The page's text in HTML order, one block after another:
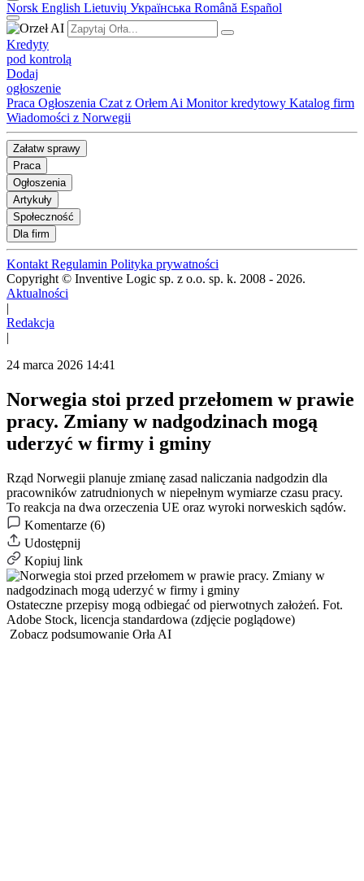
Norsk English Lietuvių Українська Română Español
Kredyty
pod kontrolą
Dodaj
ogłoszenie
Praca Ogłoszenia Czat z Orłem Ai Monitor kredytowy Katalog firm
Wiadomości z Norwegii
Załatw sprawy
Praca
Ogłoszenia
Artykuły
Społeczność
Dla firm
Kontakt Regulamin Polityka prywatności
Copyright © Inventive Logic sp. z o.o. sp. k. 2008 - 2026.
Aktualności
|
Redakcja
|
24 marca 2026 14:41
Norwegia stoi przed przełomem w prawie
pracy. Zmiany w nadgodzinach mogą
uderzyć w firmy i gminy
Rząd Norwegii planuje zmianę zasad naliczania nadgodzin dla
pracowników zatrudnionych w niepełnym wymiarze czasu pracy.
To reakcja na dwa orzeczenia UE oraz wyroki norweskich sądów.
Komentarze (6)
Udostępnij
Kopiuj link
Ostateczne przepisy mogą odbiegać od pierwotnych założeń. Fot.
Adobe Stock, licencja standardowa (zdjęcie poglądowe)
Zobacz podsumowanie Orła AI